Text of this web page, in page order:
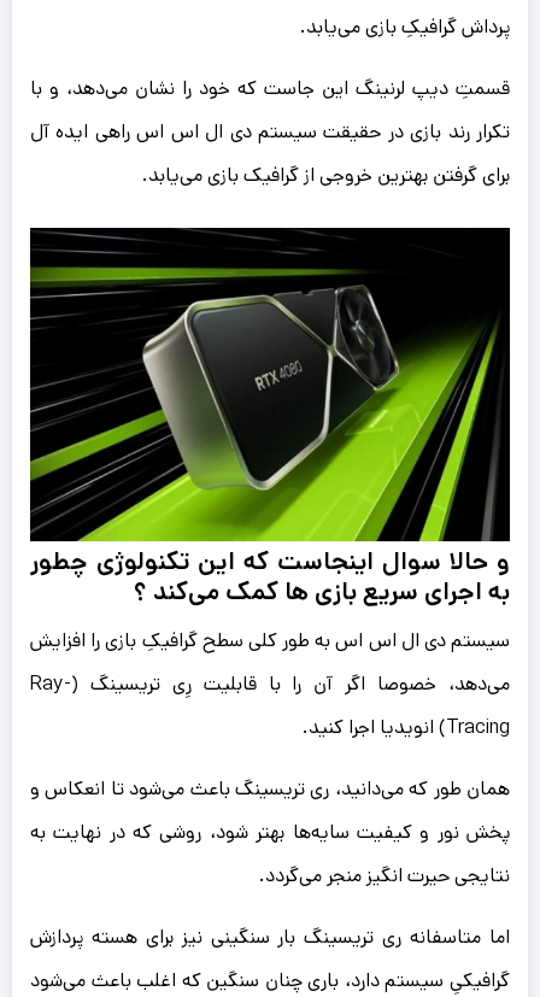
پرداش گرافیکِ بازی می‌یابد.
قسمتِ دیپ لرنینگ این جاست که خود را نشان می‌دهد، و با
تکرار رند بازی در حقیقت سیستم دی ال اس اس راهی ایده آل
برای گرفتن بهترین خروجی از گرافیک بازی می‌یابد.
و حالا سوال اینجاست که این تکنولوژی چطور
به اجرای سریع بازی ها کمک می‌کند ؟
سیستم دی ال اس اس به طور کلی سطح گرافیکِ بازی را افزایش
می‌دهد، خصوصا اگر آن را با قابلیت رِی تریسینگ (Ray-
Tracing) انویدیا اجرا کنید.
همان طور که می‌دانید، ری تریسینگ باعث می‌شود تا انعکاس و
پخش نور و کیفیت سایه‌ها بهتر شود، روشی که در نهایت به
نتایجی حیرت انگیز منجر می‌گردد.
اما متاسفانه ری تریسینگ بار سنگینی نیز برای هسته پردازش
گرافیکیِ سیستم دارد، باری چنان سنگین که اغلب باعث می‌شود